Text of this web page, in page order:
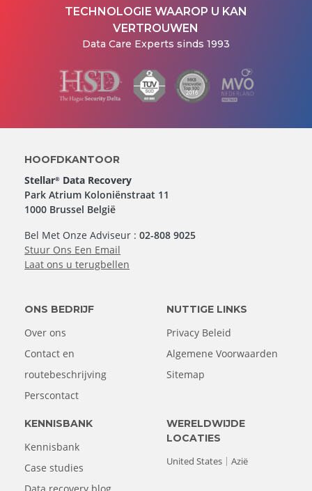
TECHNOLOGIE WAAROP U KAN
VERTROUWEN
Data Care Experts sinds 1993
HOOFDKANTOOR
Stellar® Data Recovery
Park Atrium Koloniënstraat 11
1000 Brussel België
Bel Met Onze Adviseur :02-808 9025
Stuur Ons Een Email
Laat ons u terugbellen
ONS BEDRIJF
Over ons
Contact en
routebeschrijving
Perscontact
NUTTIGE LINKS
Privacy Beleid
Algemene Voorwaarden
Sitemap
KENNISBANK
Kennisbank
Case studies
Data recovery blog
WERELDWIJDE
LOCATIES
United States
Azië